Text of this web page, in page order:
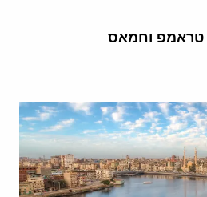
טראמפ וחמאס